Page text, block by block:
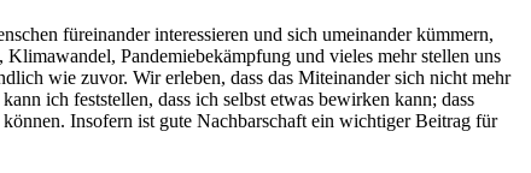
füreinander interessieren und sich umeinander kümmern,
Pandemiebekämpfung und vieles mehr stellen uns
wie zuvor. Wir erleben, dass das Miteinander sich nicht mehr
ich feststellen, dass ich selbst etwas bewirken kann; dass
Insofern ist gute Nachbarschaft ein wichtiger Beitrag für